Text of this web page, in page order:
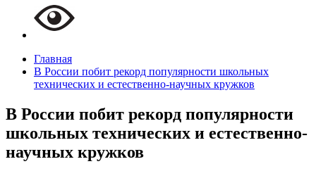
Главная
В России побит рекорд популярности школьных
технических и естественно-научных кружков
В России побит рекорд популярности
школьных технических и естественно-
научных кружков